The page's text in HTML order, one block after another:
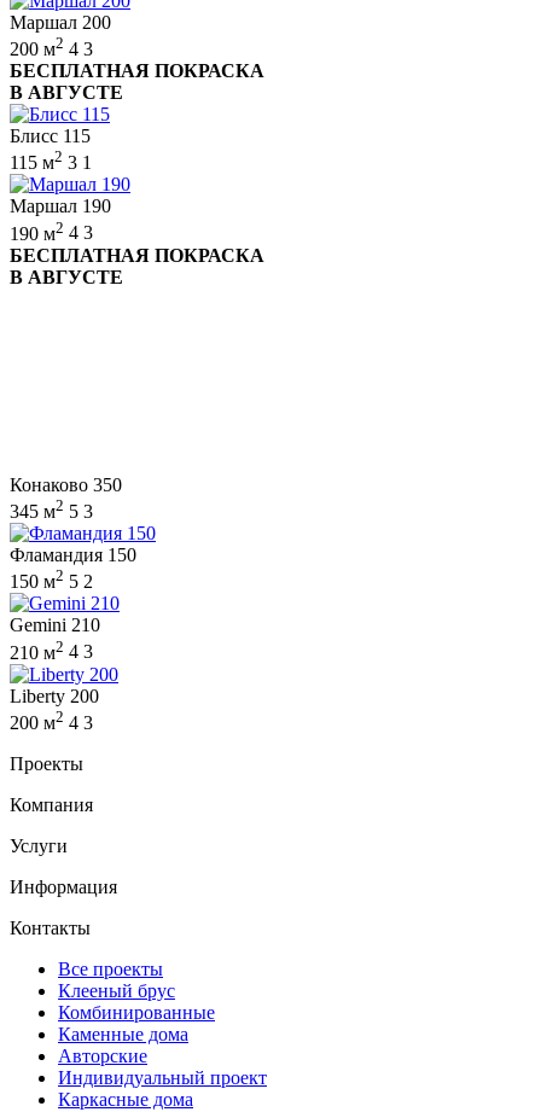
Маршал 200
200 м2 4 3
БЕСПЛАТНАЯ ПОКРАСКА
В АВГУСТЕ
Блисс 115
115 м2 3 1
Маршал 190
190 м2 4 3
БЕСПЛАТНАЯ ПОКРАСКА
В АВГУСТЕ
Конаково 350
345 м2 5 3
Фламандия 150
150 м2 5 2
Gemini 210
210 м2 4 3
Liberty 200
200 м2 4 3
Проекты
Компания
Услуги
Информация
Контакты
Все проекты
Клееный брус
Комбинированные
Каменные дома
Авторские
Индивидуальный проект
Каркасные дома